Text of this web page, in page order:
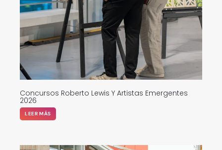
Concursos Roberto Lewis Y Artistas Emergentes
2026
LEER MÁS